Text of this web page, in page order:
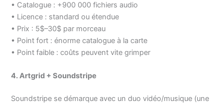
• Catalogue : +900 000 fichiers audio
• Licence : standard ou étendue
• Prix : 5$–30$ par morceau
• Point fort : énorme catalogue à la carte
• Point faible : coûts peuvent vite grimper
4. Artgrid + Soundstripe
Soundstripe se démarque avec un duo vidéo/musique (une